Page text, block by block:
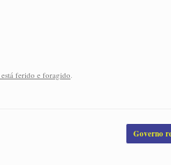
ferido e foragido
Governo